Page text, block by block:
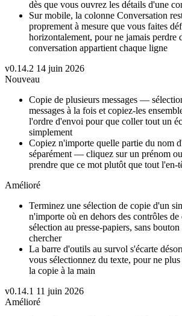
dès que vous ouvrez les détails d'une
Sur mobile, la colonne Conversation
proprement à mesure que vous faites
horizontalement, pour ne jamais perdre
conversation appartient chaque ligne
v0.14.2 14 juin 2026
Nouveau
Copie de plusieurs messages —
messages à la fois et copiez-les
l'ordre d'envoi pour que coller tout un
simplement
Copiez n'importe quelle partie du nom
séparément — cliquez sur un prénom
prendre que ce mot plutôt que tout l'en-
Amélioré
Terminez une sélection de copie d'un
n'importe où en dehors des contrôles
sélection au presse-papiers, sans
chercher
La barre d'outils au survol s'écarte
vous sélectionnez du texte, pour ne
la copie à la main
v0.14.1 11 juin 2026
Amélioré